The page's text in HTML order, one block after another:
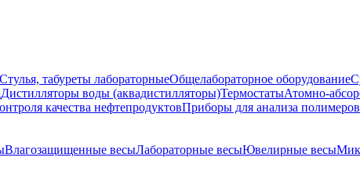
Стулья, табуреты лабораторныеОбщелабораторное оборудование
Дистилляторы воды (аквадистилляторы)ТермостатыАтомно-
качества нефтепродуктовПриборы для анализа полимеров
Влагозащищенные весыЛабораторные весыЮвелирные весы